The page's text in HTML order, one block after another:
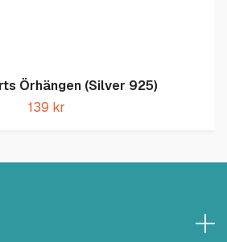
Örhängen (Silver 925)
139 kr